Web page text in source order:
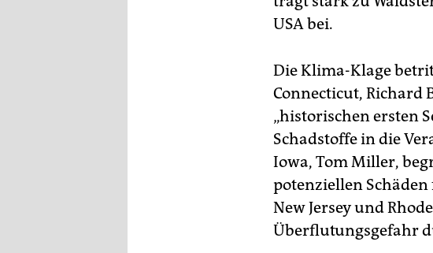
USA bei.
Die Klima-Klage
Connecticut, Richard
„historischen ersten
Schadstoffe in die
Iowa, Tom Miller,
potenziellen
New Jersey und
Überflutungsgefahr